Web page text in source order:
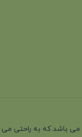
شهر رشت می باشد که به